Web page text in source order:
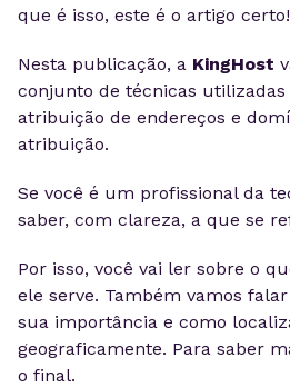
que é isso, este é o artigo certo!
Nesta publicação, a KingHost
conjunto de técnicas utilizadas
atribuição de endereços e
atribuição.
Se você é um profissional da
saber, com clareza, a que se
Por isso, você vai ler sobre o
ele serve. Também vamos
sua importância e como
geograficamente. Para saber
o final.